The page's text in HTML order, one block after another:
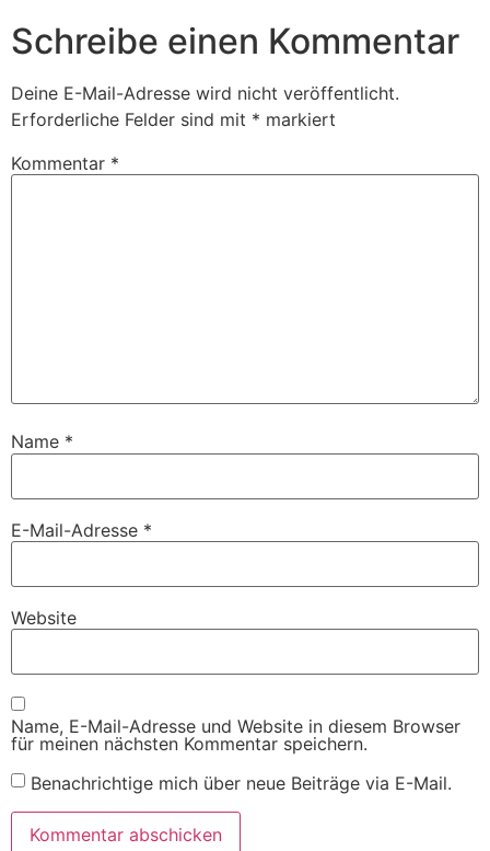
Schreibe einen Kommentar
Deine E-Mail-Adresse wird nicht veröffentlicht.
Erforderliche Felder sind mit * markiert
Kommentar *
Name *
E-Mail-Adresse *
Website
Name, E-Mail-Adresse und Website in diesem Browser
für meinen nächsten Kommentar speichern.
Benachrichtige mich über neue Beiträge via E-Mail.